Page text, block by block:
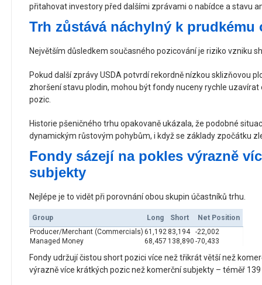
přitahovat investory před dalšími zprávami o nabídce a stavu
Trh zůstává náchylný k prudkému
Největším důsledkem současného pozicování je riziko vzniku
Pokud další zprávy USDA potvrdí rekordně nízkou sklizňovou
zhoršení stavu plodin, mohou být fondy nuceny rychle
pozic.
Historie pšeničného trhu opakovaně ukázala, že podobné
dynamickým růstovým pohybům, i když se základy zpočátku
Fondy sázejí na pokles výrazně
subjekty
Nejlépe je to vidět při porovnání obou skupin účastníků trhu.
Group Long Short
Net Position
Producer/Merchant (Commercials) 61,192 83,194
-22,002
Managed Money
68,457 138,890 -70,433
Fondy udržují čistou short pozici více než třikrát větší než
výrazně více krátkých pozic než komerční subjekty – téměř